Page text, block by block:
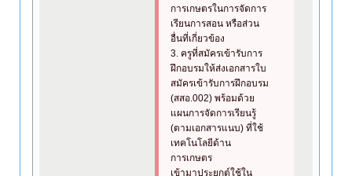
การเกษตรในการจัดการ
เรียนการสอน หรือส่วน
อื่นที่เกี่ยวข้อง
3. ครูที่สมัครเข้ารับการ
ฝึกอบรมให้ส่งเอกสารใบ
สมัครเข้ารับการฝึกอบรม
(สสอ.002) พร้อมด้วย
แผนการจัดการเรียนรู้
(ตามเอกสารแนบ) ที่ใช้
เทคโนโลยีด้าน
การเกษตร
เข้ามาประยุกต์ใช้ใน